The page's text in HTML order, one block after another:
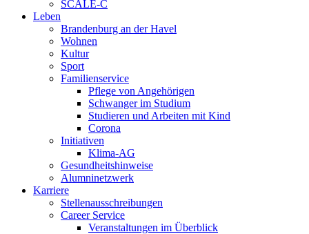
SCALE-C
Leben
Brandenburg an der Havel
Wohnen
Kultur
Sport
Familienservice
Pflege von Angehörigen
Schwanger im Studium
Studieren und Arbeiten mit Kind
Corona
Initiativen
Klima-AG
Gesundheitshinweise
Alumninetzwerk
Karriere
Stellenausschreibungen
Career Service
Veranstaltungen im Überblick